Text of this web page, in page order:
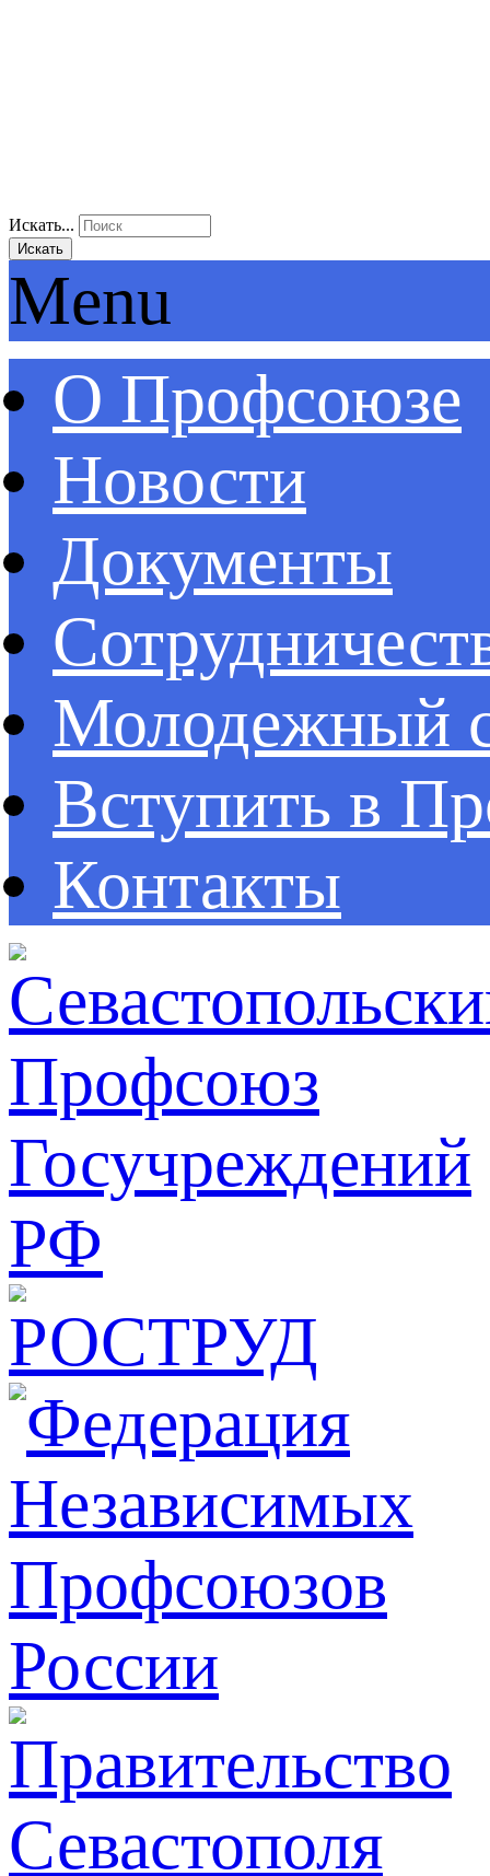
Искать...
Искать
Menu
О Профсоюзе
Новости
Документы
Молодежный
Вступить в
Контакты